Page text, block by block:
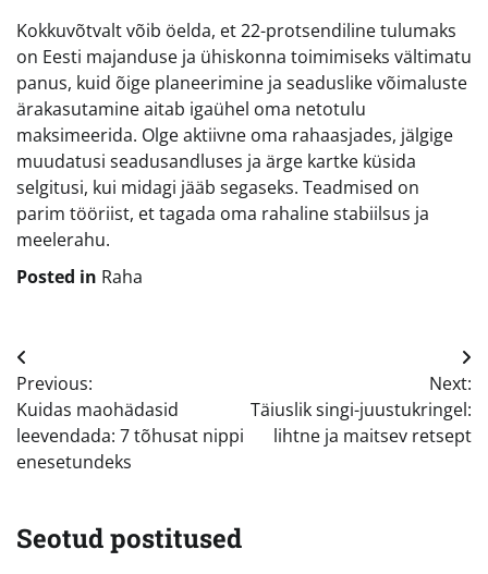
Kokkuvõtvalt võib öelda, et 22-protsendiline tulumaks
on Eesti majanduse ja ühiskonna toimimiseks vältimatu
panus, kuid õige planeerimine ja seaduslike võimaluste
ärakasutamine aitab igaühel oma netotulu
maksimeerida. Olge aktiivne oma rahaasjades, jälgige
muudatusi seadusandluses ja ärge kartke küsida
selgitusi, kui midagi jääb segaseks. Teadmised on
parim tööriist, et tagada oma rahaline stabiilsus ja
meelerahu.
Posted in Raha
Navigeerimine
Previous:
Kuidas maohädasid
leevendada: 7 tõhusat nippi
enesetundeks
Next:
Täiuslik singi-juustukringel:
lihtne ja maitsev retsept
Seotud postitused